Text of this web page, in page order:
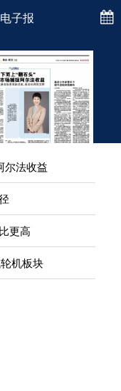
子报
尔法收益
更高
机板块